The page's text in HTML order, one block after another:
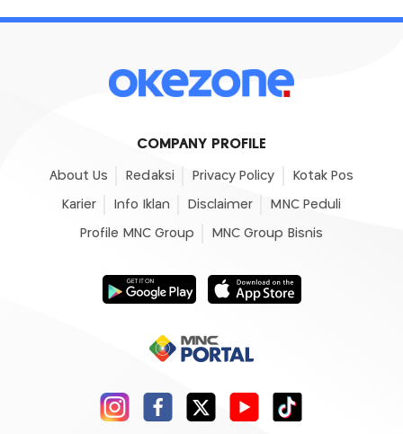
COMPANY PROFILE
About Us Redaksi Privacy Policy Kotak Pos
Karier Info Iklan Disclaimer MNC Peduli
Profile MNC Group MNC Group Bisnis